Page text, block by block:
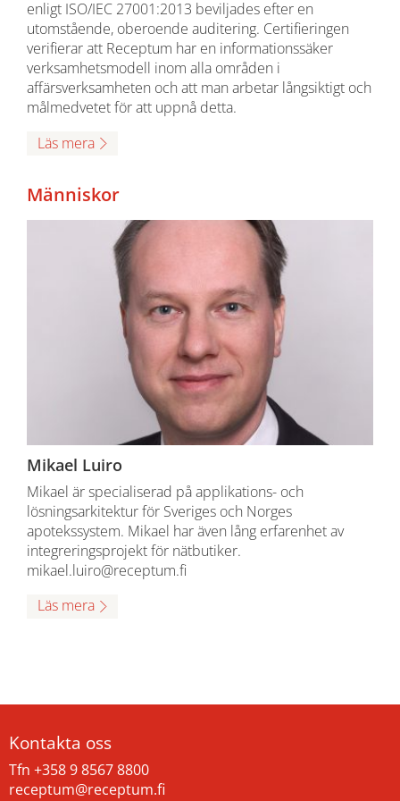
enligt ISO/IEC 27001:2013 beviljades efter en
utomstående, oberoende auditering. Certifieringen
verifierar att Receptum har en informationssäker
verksamhetsmodell inom alla områden i
affärsverksamheten och att man arbetar långsiktigt och
målmedvetet för att uppnå detta.
Läs mera
Människor
Mikael Luiro
Mikael är specialiserad på applikations- och
lösningsarkitektur för Sveriges och Norges
apotekssystem. Mikael har även lång erfarenhet av
integreringsprojekt för nätbutiker.
mikael.luiro@receptum.fi
Läs mera
Kontakta oss
Tfn +358 9 8567 8800
receptum@receptum.fi